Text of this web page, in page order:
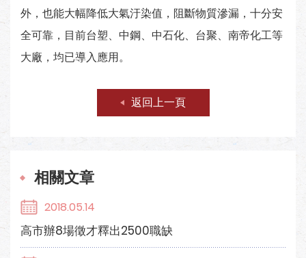
外，也能大幅降低大氣汙染值，阻斷物質滲漏，十分安
全可靠，目前台塑、中鋼、中石化、台聚、南帝化工等
大廠，均已導入應用。
返回上一頁
相關文章
2018.05.14
高市辦8場徵才釋出2500職缺